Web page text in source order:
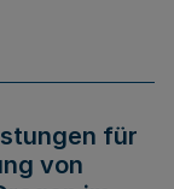
für
von